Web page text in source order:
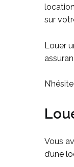
sur
Louer
Vous
d’une